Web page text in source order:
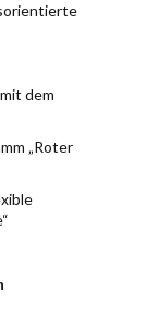
dem
„Roter